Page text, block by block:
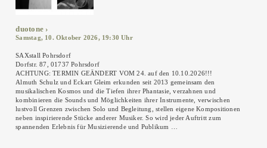
duotone
Samstag, 10. Oktober 2026, 19:30 Uhr
SAXstall Pohrsdorf
Dorfstr. 87, 01737 Pohrsdorf
ACHTUNG: TERMIN GEÄNDERT VOM 24. auf den 10.10.2026!!!
Almuth Schulz und Eckart Gleim erkunden seit 2013 gemeinsam den
musikalischen Kosmos und die Tiefen ihrer Phantasie, verzahnen und
kombinieren die Sounds und Möglichkeiten ihrer Instrumente, verwischen
lustvoll Grenzen zwischen Solo und Begleitung, stellen eigene Kompositionen
neben inspirierende Stücke anderer Musiker. So wird jeder Auftritt zum
spannenden Erlebnis für Musizierende und Publikum …